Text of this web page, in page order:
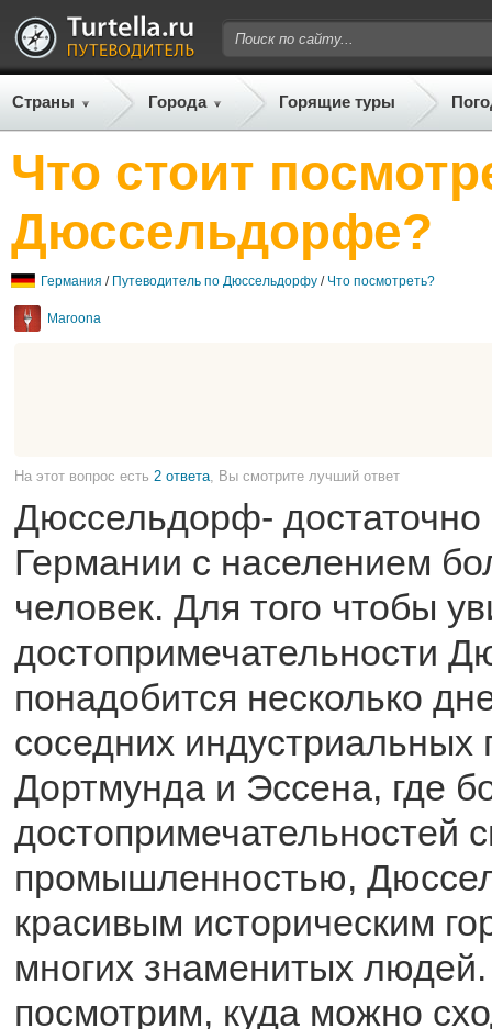
Страны Города Горящие туры
Что стоит
Дюссельдорфе?
Германия / Путеводитель по Дюссельдорфу / Что посмотреть?
Maroona
На этот вопрос есть 2 ответа , Вы смотрите лучший ответ
Дюссельдорф- достаточно
Германии с населением
человек. Для того чтобы
достопримечательности
понадобится несколько
соседних индустриальных
Дортмунда и Эссена, где
достопримечательностей
промышленностью,
красивым историческим
многих знаменитых
посмотрим, куда можно